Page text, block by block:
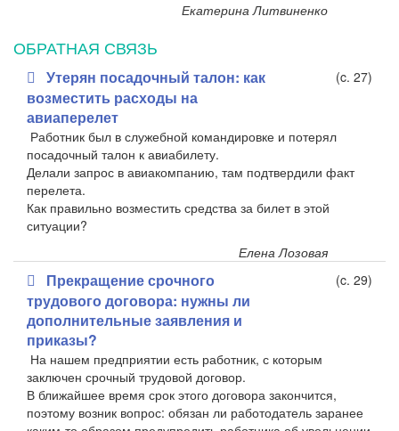
Екатерина Литвиненко
ОБРАТНАЯ СВЯЗЬ
Утерян посадочный талон: как
возместить расходы на
авиаперелет
(c. 27)
Работник был в служебной командировке и потерял
посадочный талон к авиабилету.
Делали запрос в авиакомпанию, там подтвердили факт
перелета.
Как правильно возместить средства за билет в этой
ситуации?
Елена Лозовая
Прекращение срочного
трудового договора: нужны ли
дополнительные заявления и
приказы?
(c. 29)
На нашем предприятии есть работник, с которым
заключен срочный трудовой договор.
В ближайшее время срок этого договора закончится,
поэтому возник вопрос: обязан ли работодатель заранее